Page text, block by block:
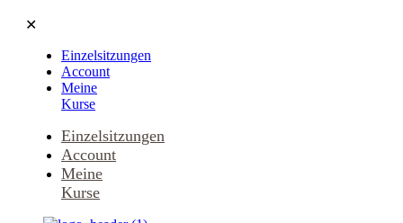
✕
Einzelsitzungen
Account
Meine
Kurse
Einzelsitzungen
Account
Meine
Kurse